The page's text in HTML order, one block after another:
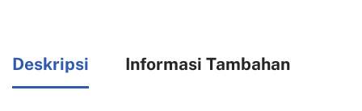
Deskripsi Informasi Tambahan